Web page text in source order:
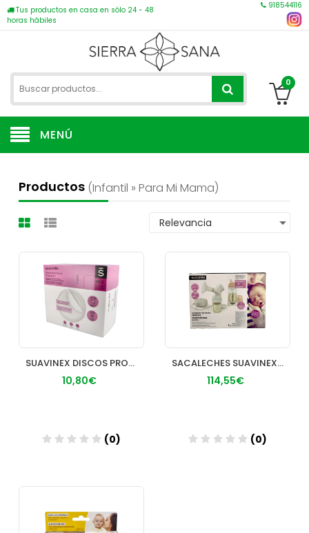
Tus productos en casa en sólo 24 - 48
horas hábiles
918544116
0
MENÚ
Productos (infantil » Para Mi Mama)
SUAVINEX DISCOS PROTEGESENOS 60 U
10,80€
(0)
SACALECHES SUAVINEX EXTRACTOR DE LECHE ELECTRICO
114,55€
(0)